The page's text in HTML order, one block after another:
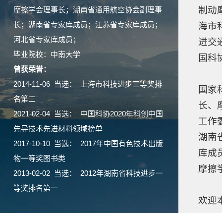
摩擦学会理事长；湖南省通用航空协会副理事
长；湖南省专家库成员；江苏省专家库成员；
河北省专家库成员；
毕业院校：中南大学
曾获荣誉：
2014-11-06 当选： 上海市科技进步三等奖排
名第二
2021-02-04 当选： 中国科协2020年科创中国
先导技术先进材料领域榜单
2017-10-10 当选： 2017年中国有色技术出版
物一等奖图书类
2013-02-02 当选： 2012年湖南省科技进步一
等奖排名第一
制动
海市
进交
国科
国家
长、
工作
湖南
库成
摩擦
欢迎